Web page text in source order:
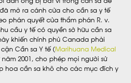
mở ra cánh cửa cho cần sa y tế
phán quyết của thẩm phán R. v.
cầu y tế có quyền sở hữu cần sa
khiến chính phủ Canada phải
Cần sa Y tế (Marihuana Medical
năm 2001, cho phép mọi người sử
hoa cần sa khô cho các mục đích y